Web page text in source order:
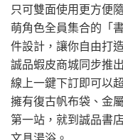
只可雙面使用更方便
萌角色全員集合的「
件設計，讓你自由打
誠品蝦皮商城同步推
線上一鍵下訂即可以
擁有復古帆布袋、金
第一站，就到誠品書